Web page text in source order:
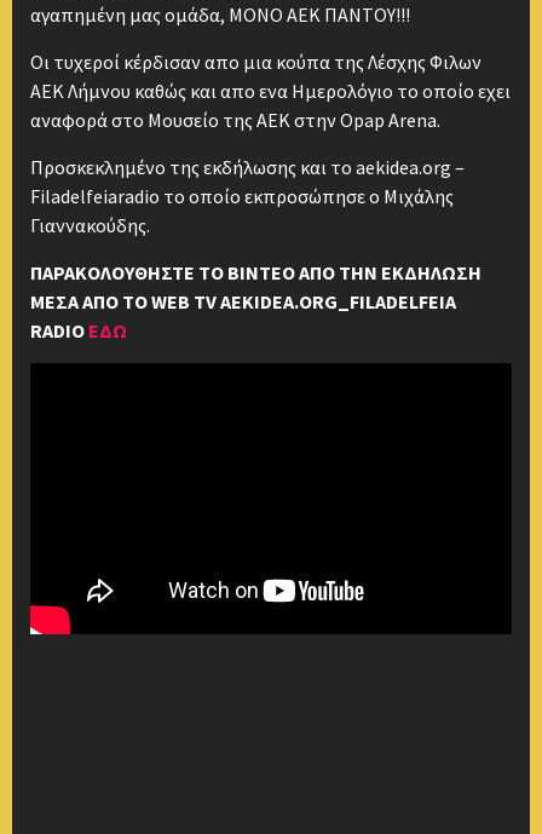
αγαπημένη μας ομάδα, ΜΟΝΟ ΑΕΚ ΠΑΝΤΟΥ!!!
Οι τυχεροί κέρδισαν απο μια κούπα της Λέσχης Φιλων
ΑΕΚ Λήμνου καθώς και απο ενα Ημερολόγιο το οποίο εχει
αναφορά στο Μουσείο της ΑΕΚ στην Opap Arena.
Προσκεκλημένο της εκδήλωσης και το aekidea.org –
Filadelfeiaradio το οποίο εκπροσώπησε ο Μιχάλης
Γιαννακούδης.
ΠΑΡΑΚΟΛΟΥΘΗΣΤΕ ΤΟ ΒΙΝΤΕΟ ΑΠΟ ΤΗΝ ΕΚΔΗΛΩΣΗ
ΜΕΣΑ ΑΠΟ ΤΟ WEB TV AEKIDEA.ORG_FILADELFEIA
RADIO ΕΔΩ